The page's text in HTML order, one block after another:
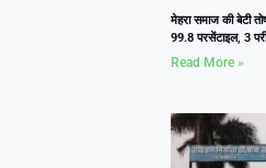
मेहरा समाज की बेटी
99.8 परसेंटाइल, 3
Read More »